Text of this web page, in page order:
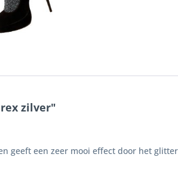
zilver"
geeft een zeer mooi effect door het